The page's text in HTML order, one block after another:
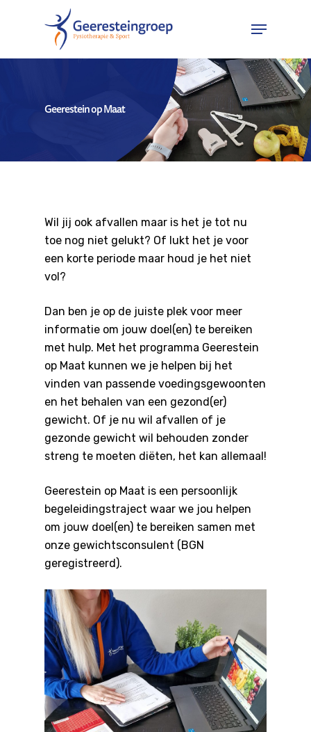
Hit enter to search or ESC to close
Geerestein op Maat
Wil jij ook afvallen maar is het je tot nu
toe nog niet gelukt? Of lukt het je voor
een korte periode maar houd je het niet
vol?
Dan ben je op de juiste plek voor meer
informatie om jouw doel(en) te bereiken
met hulp. Met het programma Geerestein
op Maat kunnen we je helpen bij het
vinden van passende voedingsgewoonten
en het behalen van een gezond(er)
gewicht. Of je nu wil afvallen of je
gezonde gewicht wil behouden zonder
streng te moeten diëten, het kan allemaal!
Geerestein op Maat is een persoonlijk
begeleidingstraject waar we jou helpen
om jouw doel(en) te bereiken samen met
onze gewichtsconsulent (BGN
geregistreerd).